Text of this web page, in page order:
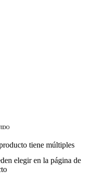
tiene múltiples
elegir en la página de